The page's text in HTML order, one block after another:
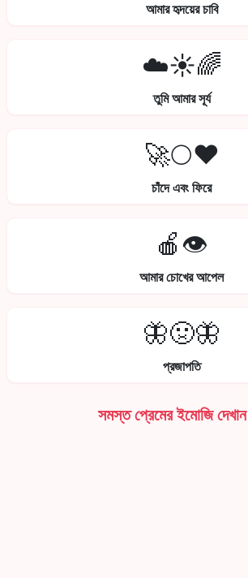
আমার হৃদয়ের চাবি
☁️☀️🌈
তুমি আমার সূর্য
🚀🌕❤️
চাঁদে এবং ফিরে
🍎👁️
আমার চোখের আপেল
🦋🤢🦋
প্রজাপতি
সমস্ত প্রেমের ইমোজি